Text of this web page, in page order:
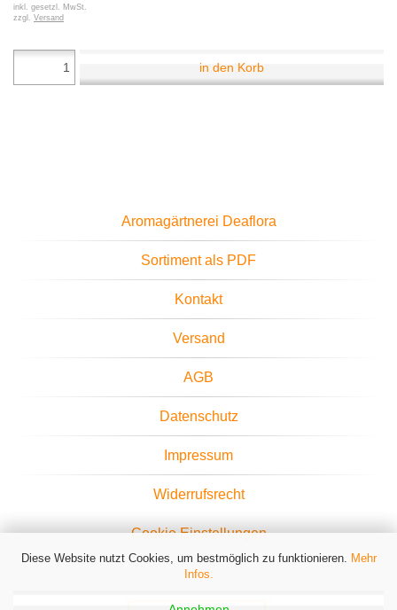
Diese Website nutzt Cookies, um bestmöglich zu funktionieren. Mehr
Infos.
inkl. gesetzl. MwSt.
zzgl. Versand
in den Korb
Aromagärtnerei Deaflora
Sortiment als PDF
Kontakt
Versand
AGB
Datenschutz
Impressum
Widerrufsrecht
Cookie Einstellungen